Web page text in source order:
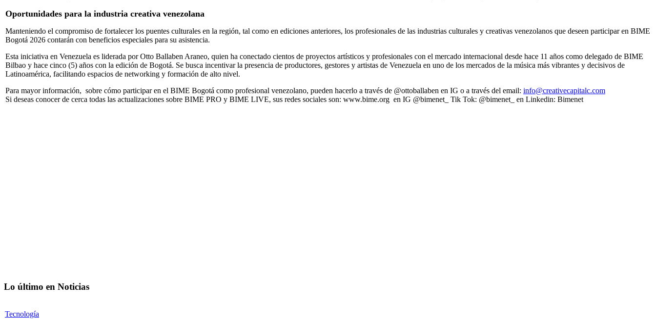
Oportunidades para la industria creativa venezolana
Manteniendo el compromiso de fortalecer los puentes culturales en la región, tal como en ediciones anteriores, los profesionales de las industrias culturales y creativas venezolanos que deseen participar en BIME
Bogotá 2026 contarán con beneficios especiales para su asistencia.
Esta iniciativa en Venezuela es liderada por Otto Ballaben Araneo, quien ha conectado cientos de proyectos artísticos y profesionales con el mercado internacional desde hace 11 años como delegado de BIME
Bilbao y hace cinco (5) años con la edición de Bogotá. Se busca incentivar la presencia de productores, gestores y artistas de Venezuela en uno de los mercados de la música más vibrantes y decisivos de
Latinoamérica, facilitando espacios de networking y formación de alto nivel.
Para mayor información, sobre cómo participar en el BIME Bogotá como profesional venezolano, pueden hacerlo a través de @ottoballaben en IG o a través del email: info@creativecapitalc.com
Si deseas conocer de cerca todas las actualizaciones sobre BIME PRO y BIME LIVE, sus redes sociales son: www.bime.org en IG @bimenet_ Tik Tok: @bimenet_ en Linkedin: Bimenet
Lo último en Noticias
Tecnología